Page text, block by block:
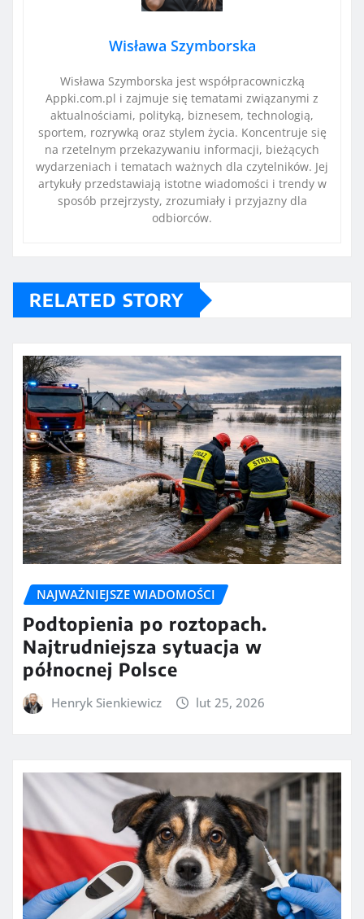
Wisława Szymborska
Wisława Szymborska jest współpracowniczką
Appki.com.pl i zajmuje się tematami związanymi z
aktualnościami, polityką, biznesem, technologią,
sportem, rozrywką oraz stylem życia. Koncentruje się
na rzetelnym przekazywaniu informacji, bieżących
wydarzeniach i tematach ważnych dla czytelników. Jej
artykuły przedstawiają istotne wiadomości i trendy w
sposób przejrzysty, zrozumiały i przyjazny dla
odbiorców.
RELATED STORY
NAJWAŻNIEJSZE WIADOMOŚCI
Podtopienia po roztopach.
Najtrudniejsza sytuacja w
północnej Polsce
Henryk Sienkiewicz lut 25, 2026